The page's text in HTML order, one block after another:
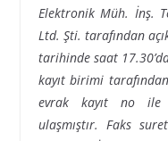
Elektronik Müh. İnş.
Ltd. Şti. tarafından
tarihinde saat
kayıt birimi
evrak kayıt no ile
ulaşmıştır. Faks